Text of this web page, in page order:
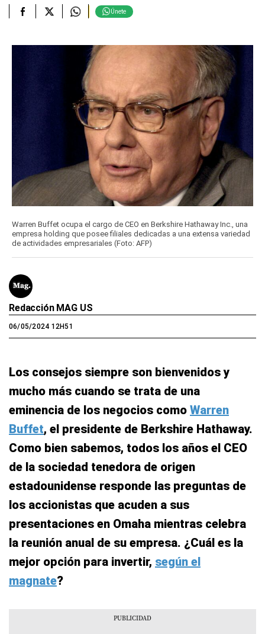
Únete
Warren Buffet ocupa el cargo de CEO en Berkshire Hathaway Inc., una
empresa holding que posee filiales dedicadas a una extensa variedad
de actividades empresariales (Foto: AFP)
Redacción MAG US
06/05/2024 12H51
Los consejos siempre son bienvenidos y
mucho más cuando se trata de una
eminencia de los negocios como Warren
Buffet, el presidente de Berkshire Hathaway.
Como bien sabemos, todos los años el CEO
de la sociedad tenedora de origen
estadounidense responde las preguntas de
los accionistas que acuden a sus
presentaciones en Omaha mientras celebra
la reunión anual de su empresa. ¿Cuál es la
mejor opción para invertir, según el
magnate?